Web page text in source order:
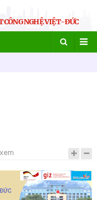
CÔNG NGHỆ VIỆT-ĐỨC